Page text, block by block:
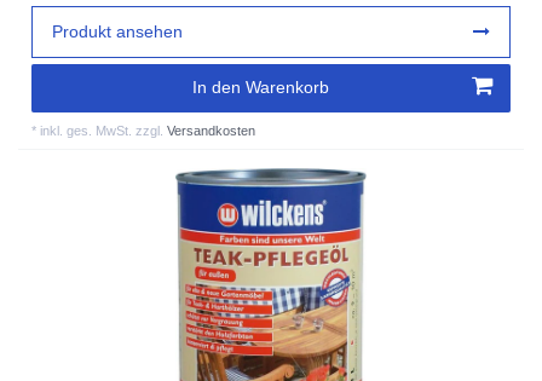
In den Warenkorb
* inkl. ges. MwSt. zzgl.Versandkosten
Produkt ansehen